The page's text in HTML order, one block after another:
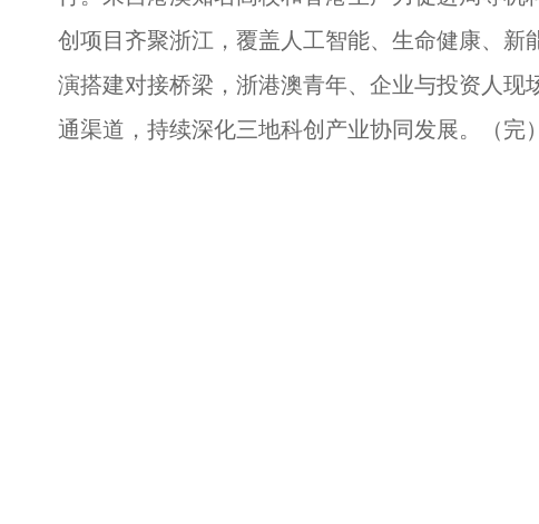
创项目齐聚浙江，覆盖人工智能、生命健康、新
演搭建对接桥梁，浙港澳青年、企业与投资人现
通渠道，持续深化三地科创产业协同发展。（完）